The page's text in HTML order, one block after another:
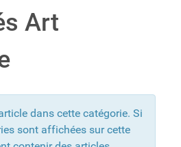
Art
dans cette catégorie. Si
sont affichées sur cette